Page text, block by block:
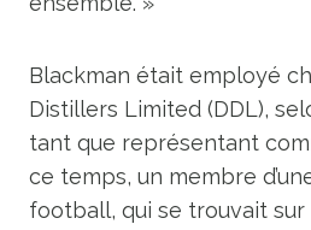
Blackman était employé
Distillers Limited (DDL),
tant que représentant
ce temps, un membre
football, qui se trouvait sur